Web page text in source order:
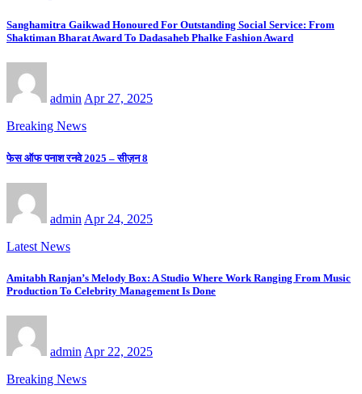
Sanghamitra Gaikwad Honoured For Outstanding Social Service: From
Shaktiman Bharat Award To Dadasaheb Phalke Fashion Award
adminApr 27, 2025
Breaking News
फेस ऑफ पनाश रनवे 2025 – सीज़न 8
admin Apr 24, 2025
Latest News
Amitabh Ranjan’s Melody Box: A Studio Where Work Ranging From Music
Production To Celebrity Management Is Done
admin Apr 22, 2025
Breaking News